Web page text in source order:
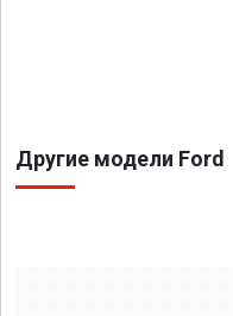
Другие модели Ford